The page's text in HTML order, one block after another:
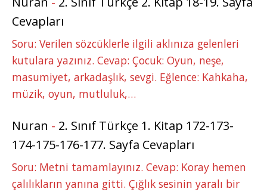
Cevapları
Soru: Verilen sözcüklerle ilgili aklınıza gelenleri
kutulara yazınız. Cevap: Çocuk: Oyun, neşe,
masumiyet, arkadaşlık, sevgi. Eğlence: Kahkaha,
müzik, oyun, mutluluk,…
Nuran - 2. Sınıf Türkçe 1. Kitap 172-173-
174-175-176-177. Sayfa Cevapları
Soru: Metni tamamlayınız. Cevap: Koray hemen
çalılıkların yanına gitti. Çığlık sesinin yaralı bir